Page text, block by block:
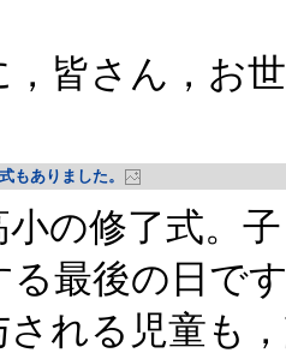
，皆さん，お
もありました。
の修了式。
る最後の日で
れる児童も